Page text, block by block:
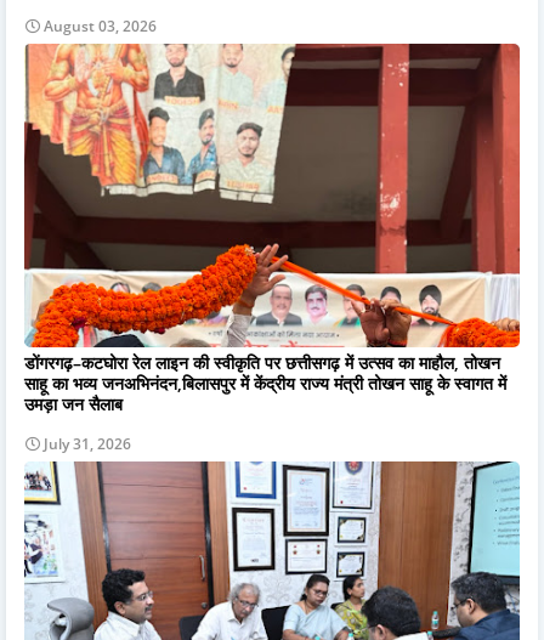
August 03, 2026
डोंगरगढ़–कटघोरा रेल लाइन की स्वीकृति पर छत्तीसगढ़ में उत्सव का माहौल, तोखन
साहू का भव्य जनअभिनंदन,बिलासपुर में केंद्रीय राज्य मंत्री तोखन साहू के स्वागत में
उमड़ा जन सैलाब
July 31, 2026